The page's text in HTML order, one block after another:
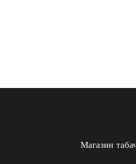
Магазин